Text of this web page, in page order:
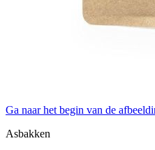
Ga naar het begin van de
Asbakken